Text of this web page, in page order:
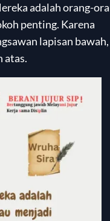
adalah orang-
penting. Karena
lapisan bawah,
atas.